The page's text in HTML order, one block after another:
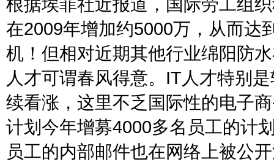
在2009年增加约5000万，从而达
机！但相对近期其他行业绵阳防
人才可谓春风得意。IT人才特别
续看涨，这里不乏国际性的电子
计划今年增募4000多名员工的计
员工的内部邮件也在网络上被公